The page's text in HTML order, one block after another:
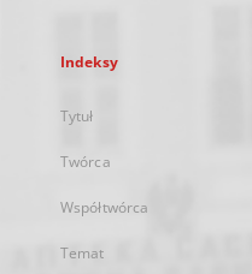
Indeksy
Tytuł
Twórca
Współtwórca
Temat